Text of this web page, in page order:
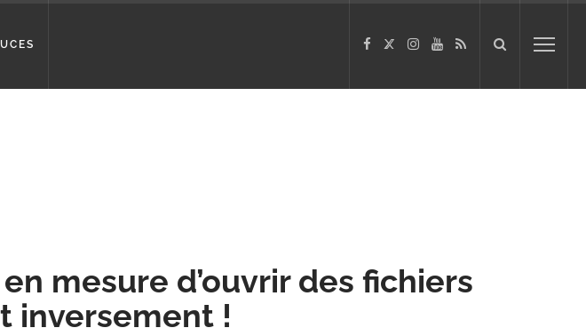
mesure d’ouvrir des fichiers
inversement !